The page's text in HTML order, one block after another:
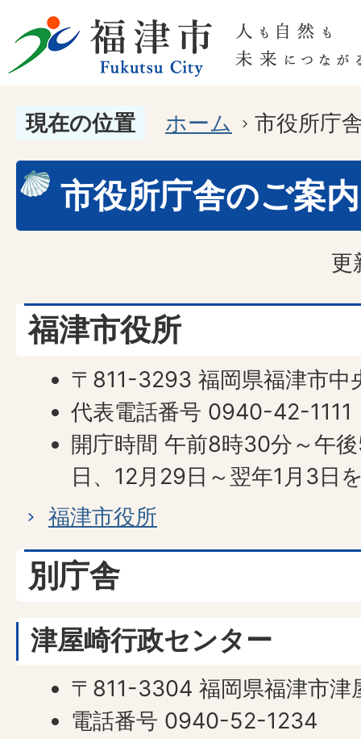
現在の位置 ホーム 市役所庁
市役所庁舎のご案内
更
福津市役所
〒811-3293 福岡県福津市中
代表電話番号 0940-42-1111
開庁時間 午前8時30分～午
日、12月29日～翌年1月3日
福津市役所
別庁舎
津屋崎行政センター
〒811-3304 福岡県福津市津
電話番号 0940-52-1234